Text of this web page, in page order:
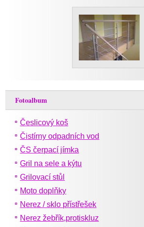
Fotoalbum
Česlicový koš
Čistírny odpadních vod
ČS čerpací jímka
Gril na sele a kýtu
Grilovací stůl
Moto doplňky
Nerez / sklo přístřešek
Nerez žebřík,protiskluz